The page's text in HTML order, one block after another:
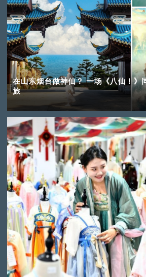
在山东烟台做神仙？ 一场《八仙！》
旅